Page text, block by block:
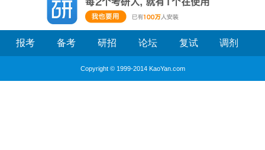
报考 备考 研招 论坛 复试 调剂
Copyright © 1999-2014 KaoYan.com